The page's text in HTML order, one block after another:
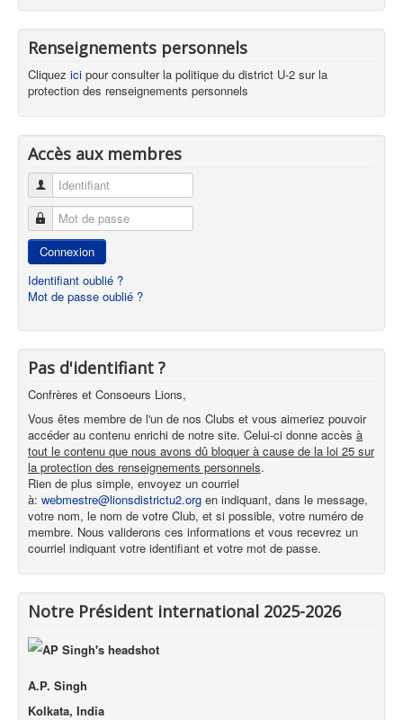
Renseignements personnels
Cliquez ici pour consulter la politique du district U-2 sur la
protection des renseignements personnels
Accès aux membres
Identifiant
Mot de passe
Connexion
Identifiant oublié ?
Mot de passe oublié ?
Pas d'identifiant ?
Confrères et Consoeurs Lions,
Vous êtes membre de l'un de nos Clubs et vous aimeriez pouvoir
accéder au contenu enrichi de notre site. Celui-ci donne accès à
tout le contenu que nous avons dû bloquer à cause de la loi 25 sur
la protection des renseignements personnels.
Rien de plus simple, envoyez un courriel
à: webmestre@lionsdistrictu2.org en indiquant, dans le message,
votre nom, le nom de votre Club, et si possible, votre numéro de
membre. Nous validerons ces informations et vous recevrez un
courriel indiquant votre identifiant et votre mot de passe.
Notre Président international 2025-2026
A.P. Singh
Kolkata, India